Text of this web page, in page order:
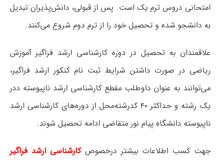
امتحانی دروس ترم یک است. پس از قبولی، دانش‌پذیران تبدیل
به دانشجو شده و تحصیل خود را از ترم دوم شروع می‌کنند.
علاقمندان به تحصیل در دوره کارشناسی ارشد فراگیر آموزش
ریاضی در صورت داشتن شرایط ثبت نام کنکور ارشد فراگیر،
می‌توانند به عنوان داوطلب مقطع کارشناسی ارشد ناپیوسته ددر
یک رشته و حداکثر ۴۰ کدرشته‌محل از دوره‌های کارشناسی ارشد
ناپیوسته دانشگاه پیام نور متقاضی ادامه تحصیل شوند.
جهت کسب اطلاعات بیشتر درخصوص کارشناسی ارشد فراگیر